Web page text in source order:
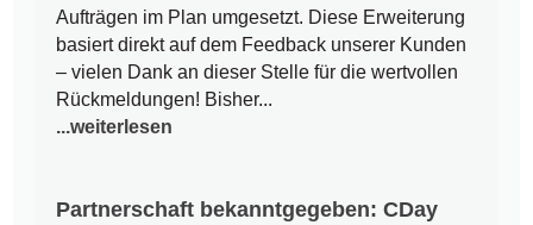
Aufträgen im Plan umgesetzt. Diese Erweiterung
basiert direkt auf dem Feedback unserer Kunden
– vielen Dank an dieser Stelle für die wertvollen
Rückmeldungen! Bisher...
...weiterlesen
Partnerschaft bekanntgegeben: CDay